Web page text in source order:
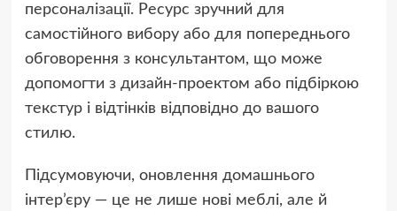
персоналізації. Ресурс зручний для
самостійного вибору або для попереднього
обговорення з консультантом, що може
допомогти з дизайн-проектом або підбіркою
текстур і відтінків відповідно до вашого
стилю.
Підсумовуючи, оновлення домашнього
інтер’єру — це не лише нові меблі, але й